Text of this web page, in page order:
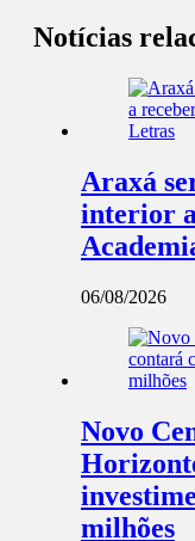
Notícias
Araxá
interior
06/08/2026
Novo
milhões